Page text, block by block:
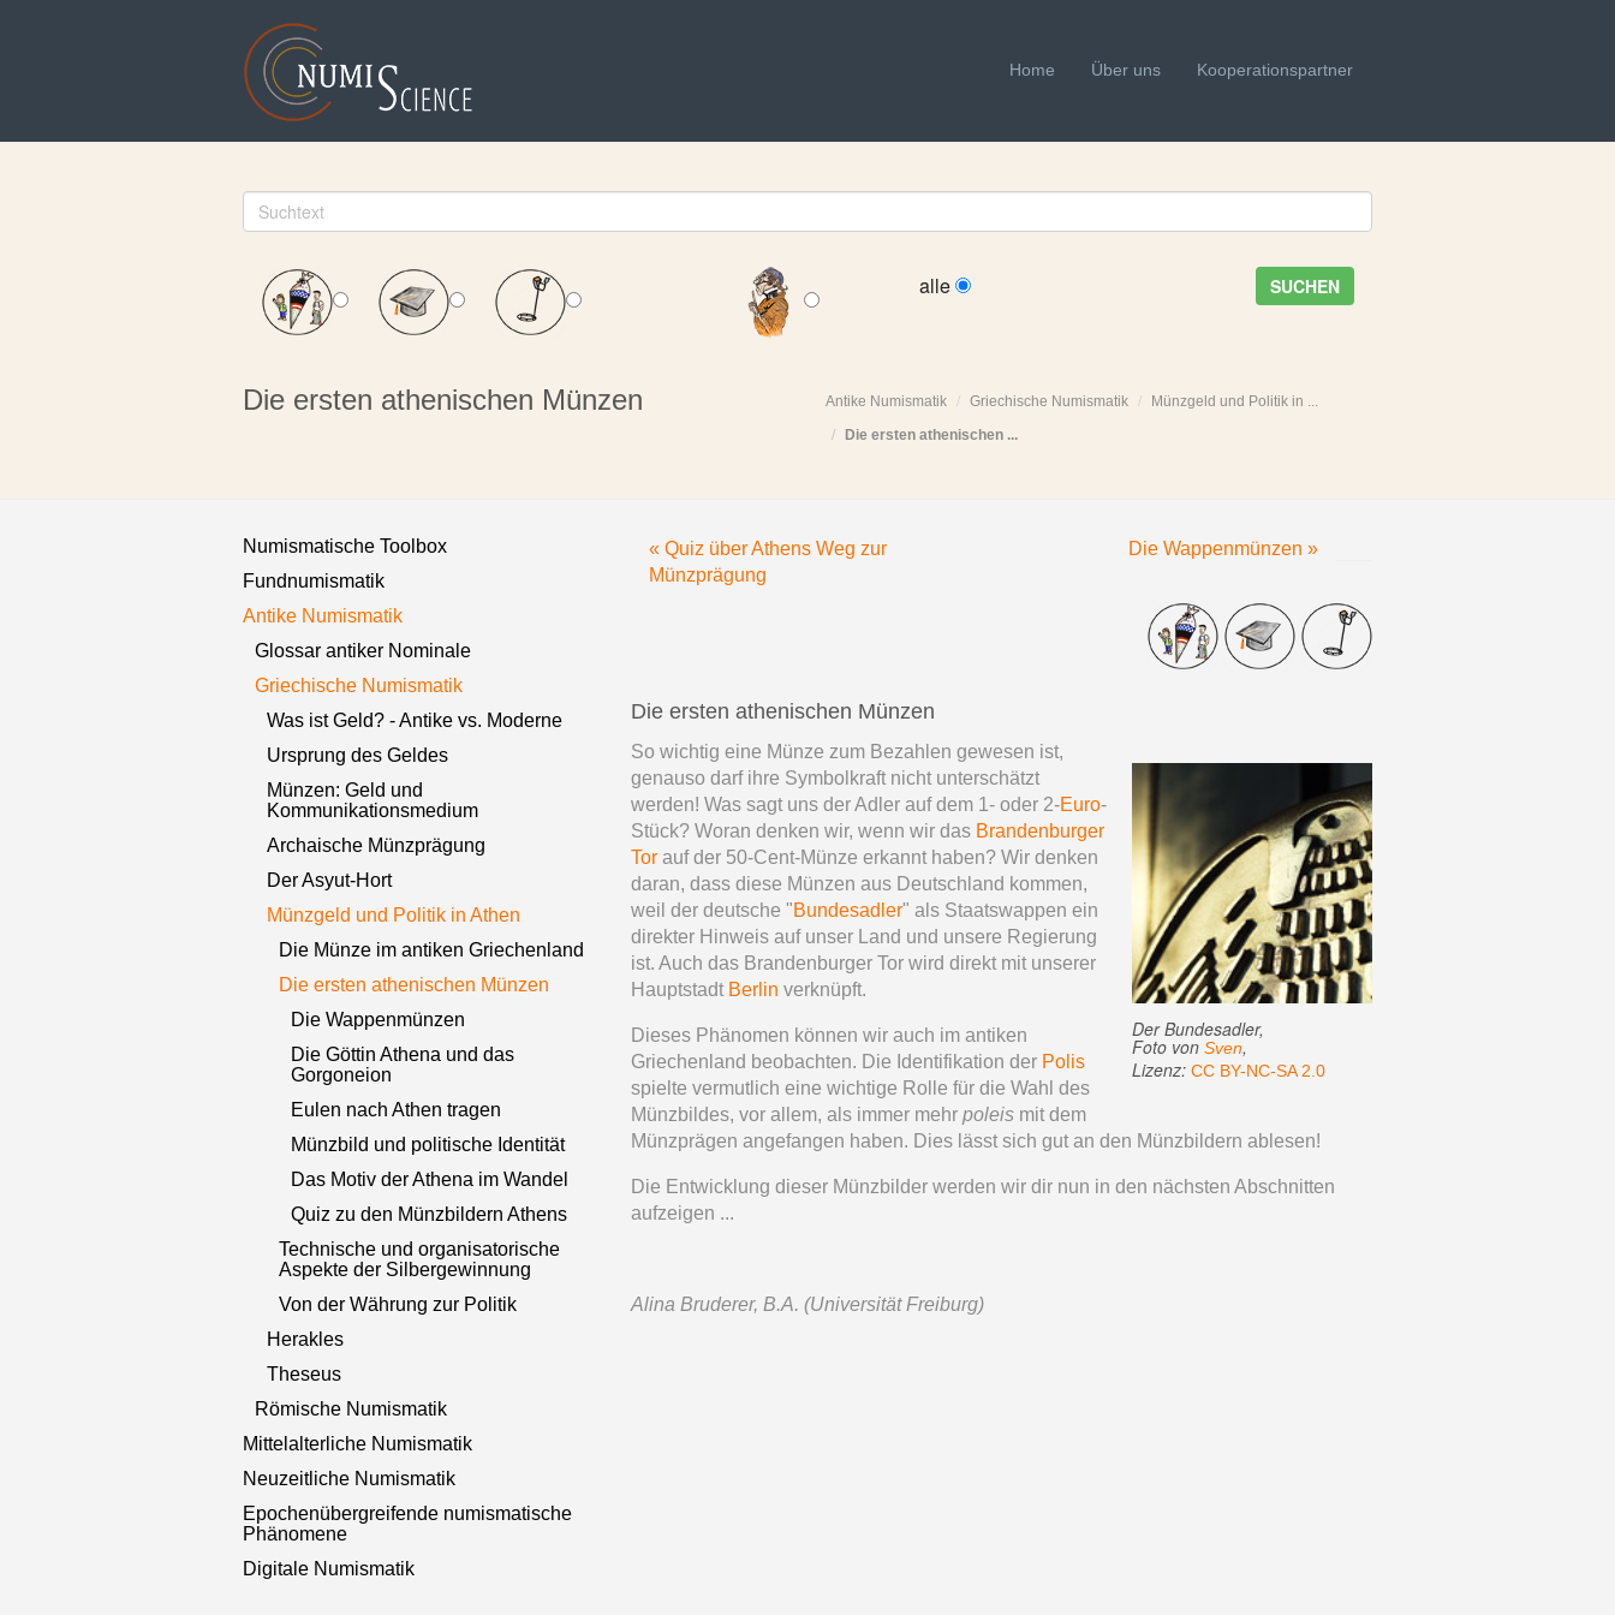
Home Über uns Kooperationspartner
alle SUCHEN
Die ersten athenischen Münzen Antike Numismatik Griechische Numismatik
Münzgeld und Politik in ...
Die ersten athenischen ...
Numismatische Toolbox
Fundnumismatik
Antike Numismatik
Glossar antiker Nominale
Griechische Numismatik
Was ist Geld? - Antike vs. Moderne
Ursprung des Geldes
Münzen: Geld und
Kommunikationsmedium
Archaische Münzprägung
Der Asyut-Hort
Münzgeld und Politik in Athen
Die Münze im antiken Griechenland
Die ersten athenischen Münzen
Die Wappenmünzen
Die Göttin Athena und das
Gorgoneion
Eulen nach Athen tragen
Münzbild und politische Identität
Das Motiv der Athena im Wandel
Quiz zu den Münzbildern Athens
Technische und organisatorische
Aspekte der Silbergewinnung
Von der Währung zur Politik
Herakles
Theseus
Römische Numismatik
Mittelalterliche Numismatik
Neuzeitliche Numismatik
Epochenübergreifende numismatische
Phänomene
Digitale Numismatik
« Quiz über Athens Weg zur
Münzprägung
Die Wappenmünzen »
Die ersten athenischen Münzen
Der Bundesadler,
Foto von Sven,
Lizenz: CC BY-NC-SA 2.0
So wichtig eine Münze zum Bezahlen gewesen ist,
genauso darf ihre Symbolkraft nicht unterschätzt
werden! Was sagt uns der Adler auf dem 1- oder 2-Euro-
Stück? Woran denken wir, wenn wir das Brandenburger
Tor auf der 50-Cent-Münze erkannt haben? Wir denken
daran, dass diese Münzen aus Deutschland kommen,
weil der deutsche "Bundesadler" als Staatswappen ein
direkter Hinweis auf unser Land und unsere Regierung
ist. Auch das Brandenburger Tor wird direkt mit unserer
Hauptstadt Berlin verknüpft.
Dieses Phänomen können wir auch im antiken
Griechenland beobachten. Die Identifikation der Polis
spielte vermutlich eine wichtige Rolle für die Wahl des
Münzbildes, vor allem, als immer mehrpoleis mit dem
Münzprägen angefangen haben. Dies lässt sich gut an den Münzbildern ablesen!
Die Entwicklung dieser Münzbilder werden wir dir nun in den nächsten Abschnitten
aufzeigen ...
Alina Bruderer, B.A. (Universität Freiburg)